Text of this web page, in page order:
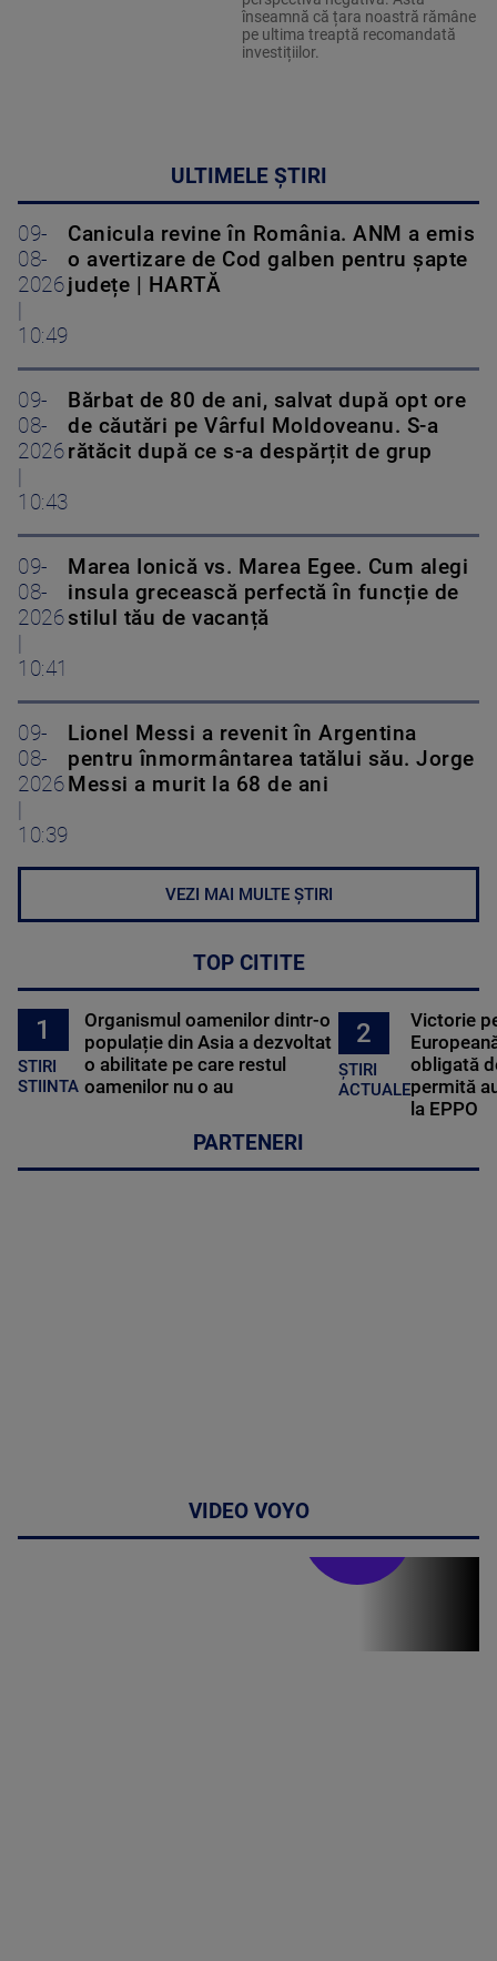
înseamnă că țara noastră rămâne
pe ultima treaptă recomandată
investițiilor.
ULTIMELE ȘTIRI
09-
08-
2026
10:49
Canicula revine în România. ANM a emis
o avertizare de Cod galben pentru șapte
județe | HARTĂ
09-
08-
2026
10:43
Bărbat de 80 de ani, salvat după opt ore
de căutări pe Vârful Moldoveanu. S-a
rătăcit după ce s-a despărțit de grup
09-
08-
2026
10:41
Marea Ionică vs. Marea Egee. Cum alegi
insula grecească perfectă în funcție de
stilul tău de vacanță
09-
08-
2026
10:39
Lionel Messi a revenit în Argentina
pentru înmormântarea tatălui său. Jorge
Messi a murit la 68 de ani
VEZI MAI MULTE ȘTIRI
TOP CITITE
1
STIRI
STIINTA
Organismul oamenilor dintr-o
populație din Asia a dezvoltat
o abilitate pe care restul
oamenilor nu o au
2
ȘTIRI
ACTUALE
Victorie
obligată
permită
la EPPO
PARTENERI
VIDEO VOYO